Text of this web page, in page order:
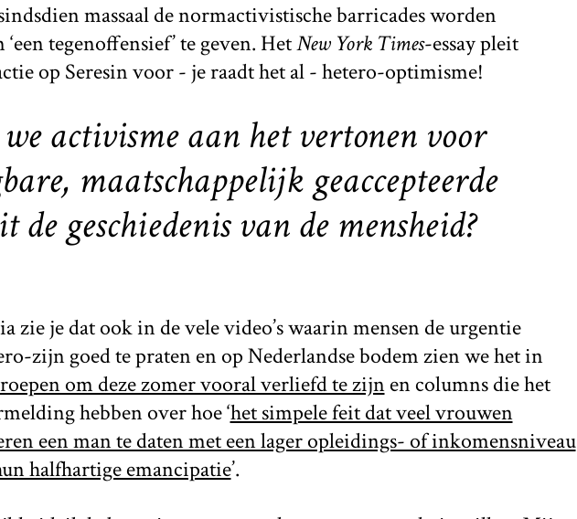
massaal de normactivistische barricades worden
tegenoffensief’ te geven. HetNew York Times-essay pleit
op Seresin voor - je raadt het al - hetero-optimisme!
activisme aan het vertonen voor
maatschappelijk geaccepteerde
geschiedenis van de mensheid?
zie je dat ook in de vele video’s waarin mensen de urgentie
zijn goed te praten en op Nederlandse bodem zien we het in
om deze zomer vooral verliefd te zijnen columns die het
hebben over hoe ‘het simpele feit dat veel vrouwen
een man te daten met een lager opleidings- of inkomensniveau
halfhartige emancipatie’.